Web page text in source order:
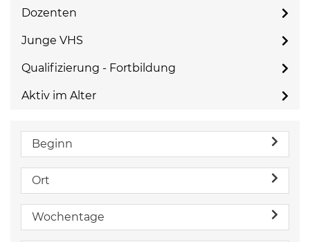
Dozenten
Junge VHS
Qualifizierung - Fortbildung
Aktiv im Alter
Beginn
Ort
Wochentage